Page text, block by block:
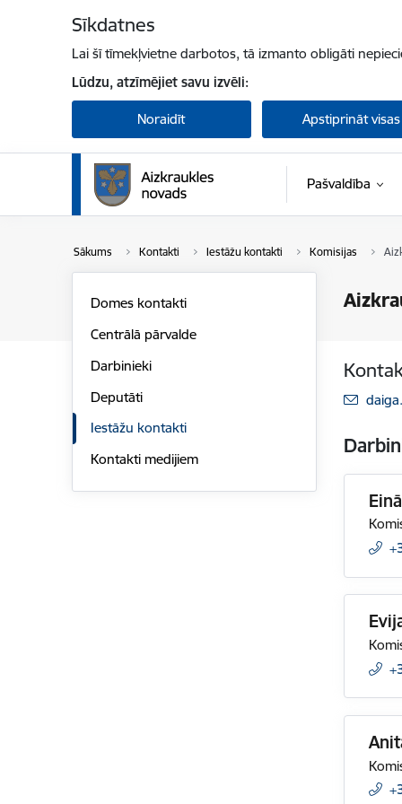
Sīkdatnes
Lai šī tīmekļvietne darbotos, tā izmanto obligāti
Lūdzu, atzīmējiet savu izvēli:
Noraidīt Apstiprināt visas
Pašvaldība
Sākums Kontakti Iestāžu kontakti Komisijas
Domes kontakti
Centrālā pārvalde
Darbinieki
Deputāti
Iestāžu kontakti
Kontakti medijiem
E-